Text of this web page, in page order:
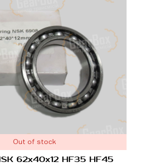
Out of stock
62x40x12 HF35 HF45